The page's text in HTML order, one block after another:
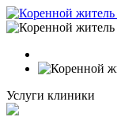
Услуги клиники